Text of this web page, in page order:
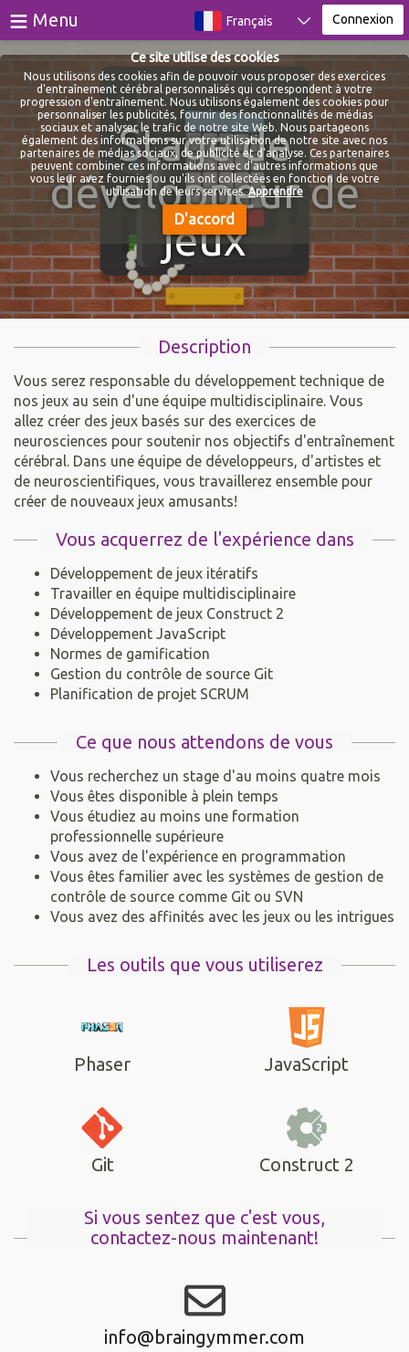
Jeux
Des tests
Blog
À propos de
Connexion
S'inscrire
≡ Menu Français Connexion
Stage de
développeur de
jeux
Description
Vous serez responsable du développement technique de
nos jeux au sein d'une équipe multidisciplinaire. Vous
allez créer des jeux basés sur des exercices de
neurosciences pour soutenir nos objectifs d'entraînement
cérébral. Dans une équipe de développeurs, d'artistes et
de neuroscientifiques, vous travaillerez ensemble pour
créer de nouveaux jeux amusants!
Vous acquerrez de l'expérience dans
Développement de jeux itératifs
Travailler en équipe multidisciplinaire
Développement de jeux Construct 2
Développement JavaScript
Normes de gamification
Gestion du contrôle de source Git
Planification de projet SCRUM
Ce que nous attendons de vous
Vous recherchez un stage d'au moins quatre mois
Vous êtes disponible à plein temps
Vous étudiez au moins une formation
professionnelle supérieure
Vous avez de l'expérience en programmation
Vous êtes familier avec les systèmes de gestion de
contrôle de source comme Git ou SVN
Vous avez des affinités avec les jeux ou les intrigues
Les outils que vous utiliserez
Phaser JavaScript
Git Construct 2
Si vous sentez que c'est vous,
contactez-nous maintenant!
info@braingymmer.com
Ce site utilise des cookies
Nous utilisons des cookies afin de pouvoir vous proposer des exercices
d'entraînement cérébral personnalisés qui correspondent à votre
progression d'entraînement. Nous utilisons également des cookies pour
personnaliser les publicités, fournir des fonctionnalités de médias
sociaux et analyser le trafic de notre site Web. Nous partageons
également des informations sur votre utilisation de notre site avec nos
partenaires de médias sociaux, de publicité et d'analyse. Ces partenaires
peuvent combiner ces informations avec d'autres informations que
vous leur avez fournies ou qu'ils ont collectées en fonction de votre
utilisation de leurs services.Apprendre
D'accord